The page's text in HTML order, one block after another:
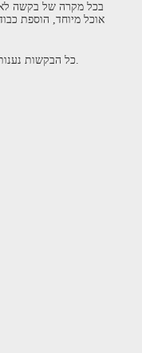
אוכל מיוחד, הוספת
.כל הבקשות נענות בתוך יום עסקים.